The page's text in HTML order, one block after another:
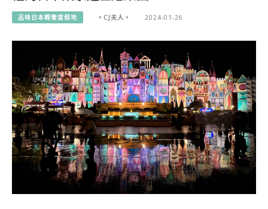
品味日本輕奢度假地 。CJ夫人。 2024-01-26